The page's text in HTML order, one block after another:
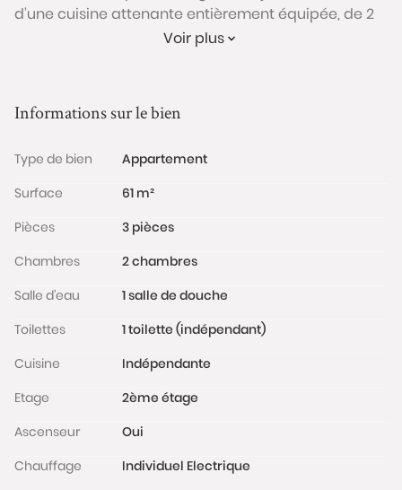
d’une cuisine attenante entièrement équipée, de 2
chambres avec placard intégrés, d’une salle d’eau
ses grandes baies vitrées, ainsi qu’à sa vue
accès à deux balcons (pour un total de 4,5m2).
cuisine ouvrable sur le séjour, …
Ce bien est situé dans une copropriété calme avec
ascenseur, sécurisée (digicode et interphone), et
Une cave complète ce bien.
Les portes d'entrées de l'appartements et de la
cave sont blindées.
Une place de parking est disponible en sus.
Voir plus
Informations sur le bien
Type de bien
Appartement
Surface
61 m²
Pièces
3 pièces
Chambres
2 chambres
Salle d'eau
1 salle de douche
Toilettes
1 toilette (indépendant)
Cuisine
Indépendante
Etage
2ème étage
Ascenseur
Oui
Chauffage
Individuel Electrique